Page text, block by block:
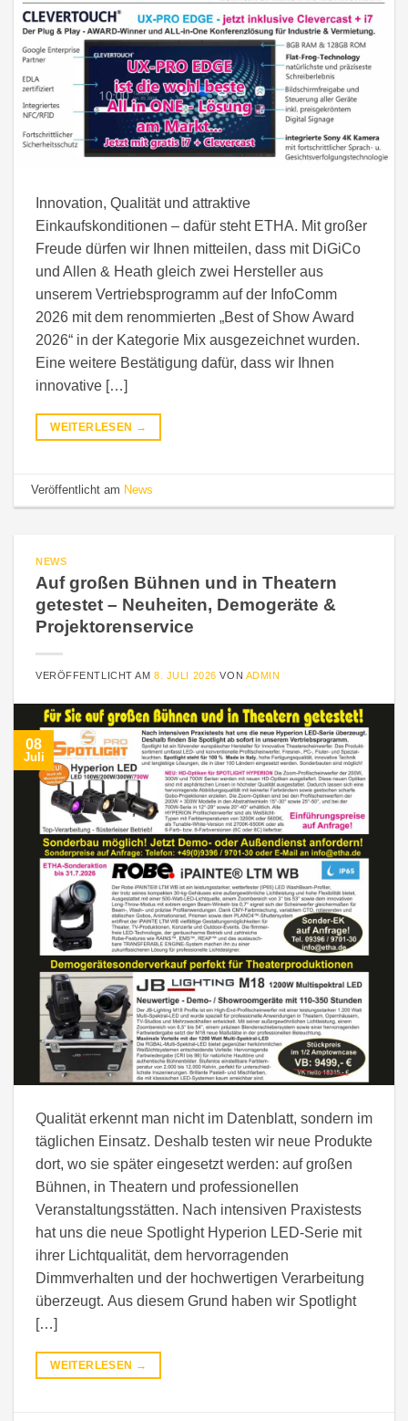
Innovation, Qualität und attraktive
Einkaufskonditionen – dafür steht ETHA. Mit großer
Freude dürfen wir Ihnen mitteilen, dass mit DiGiCo
und Allen & Heath gleich zwei Hersteller aus
unserem Vertriebsprogramm auf der InfoComm
2026 mit dem renommierten „Best of Show Award
2026“ in der Kategorie Mix ausgezeichnet wurden.
Eine weitere Bestätigung dafür, dass wir Ihnen
innovative […]
WEITERLESEN →
Veröffentlicht am News
NEWS
Auf großen Bühnen und in Theatern
getestet – Neuheiten, Demogeräte &
Projektorenservice
VERÖFFENTLICHT AM8. JULI 2026 VON ADMIN
08
Juli
Qualität erkennt man nicht im Datenblatt, sondern im
täglichen Einsatz. Deshalb testen wir neue Produkte
dort, wo sie später eingesetzt werden: auf großen
Bühnen, in Theatern und professionellen
Veranstaltungsstätten. Nach intensiven Praxistests
hat uns die neue Spotlight Hyperion LED-Serie mit
ihrer Lichtqualität, dem hervorragenden
Dimmverhalten und der hochwertigen Verarbeitung
überzeugt. Aus diesem Grund haben wir Spotlight
[…]
WEITERLESEN →